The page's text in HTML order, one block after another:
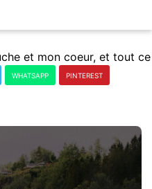
WHATSAPP PINTEREST